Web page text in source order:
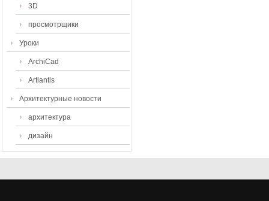
3D
просмотрщики
Уроки
ArchiCad
Artlantis
Архитектурные новости
архитектура
дизайн